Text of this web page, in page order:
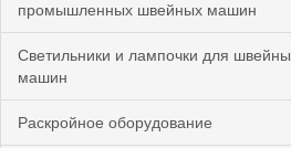
промышленных швейных машин
Светильники и лампочки для
машин
Раскройное оборудование